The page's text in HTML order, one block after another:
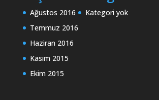
Ağustos 2016
Temmuz 2016
Haziran 2016
Kasım 2015
Ekim 2015
Kategori yok